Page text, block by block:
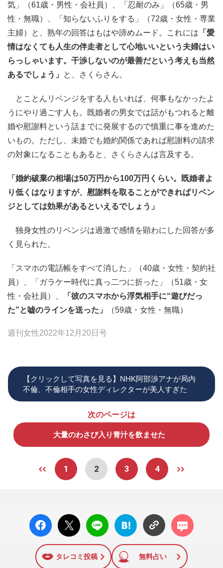
気」（61歳・男性・会社員）、「忍耐のみ」（65歳・男
性・無職）、「知らないふりをする」（72歳・女性・専業
主婦）と、熟年の回答はもはや諦めムード。これには 「愛
情はなくても人生の伴走者として心地いいという夫婦はい
らっしゃいます。干渉しないのが最善だという考えも当然
あるでしょう」
と、さくらさん。
とことんリベンジをする人もいれば、何事もなかったよ
うにやり過ごす人も。既婚者の男女では話がもつれると離
婚や慰謝料という話までに発展するので慎重に事を進めた
いもの。ただし、未婚でも婚約関係であれば慰謝料の請求
の対象になることもあると、さくらさんは言及する。
「婚約破棄の相場は50万円から100万円くらい。既婚者よ
り低くはなりますが、慰謝料を取ることができればリベン
ジとしては効果があるといえるでしょう」
独身女性のリベンジは過激で感情を顕わにした回答が多
く見られた。
「スマホの電話帳をすべて消した」（40歳・女性・契約社
員）、「ガラケー時代に真っ二つに折った」（51歳・女
性・会社員）、
「彼のスマホから浮気相手に“遊びだっ
た”と嘘のラインを送った」
（59歳・女性・無職）
週刊女性2022年12月20日号
【クリックして写真を見る】NHK阿部渉アナが局内
不倫、不倫相手の女性ディレクターが美人すぎた
次のページは
大量のわさび入り青汁を飲ませた
1 2 3 4
facebo
ok い
X ポス
ト
LINE
はてな
ブック
に追加
コメン
ト
タレコミ投稿 無料占い